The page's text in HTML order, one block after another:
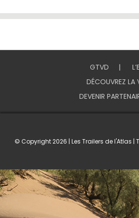
GTVD
DÉCOUVREZ LA
DEVENIR
© Copyright2026 | Les Trailers de l'Atlas |